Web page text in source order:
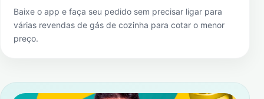
Baixe o app e faça seu pedido sem precisar ligar para
várias revendas de gás de cozinha para cotar o menor
preço.